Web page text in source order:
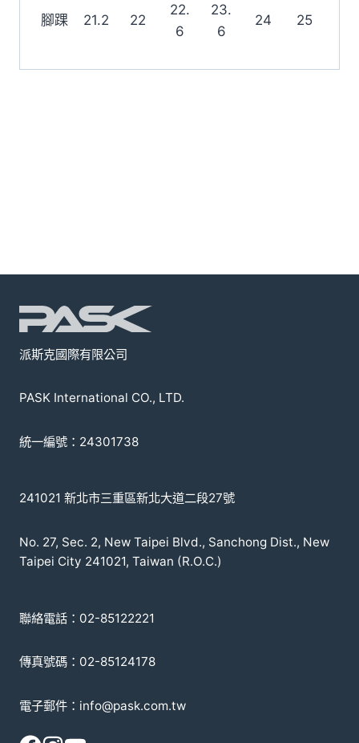
腳踝 21.2 22
22.
6
23.
6
24 25
派斯克國際有限公司
PASK International CO., LTD.
統一編號：24301738
241021 新北市三重區新北大道二段27號
No. 27, Sec. 2, New Taipei Blvd., Sanchong Dist., New
Taipei City 241021, Taiwan (R.O.C.)
聯絡電話：02-85122221
傳真號碼：02-85124178
電子郵件：info@pask.com.tw